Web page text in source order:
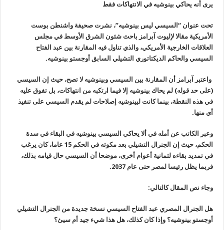
يرى أنه يحاكي بينوشيه في الانتهاكات فقط
تحت عنوان“ السيسي ليس بينوشيه”، نشرت صحيفة واشنطن بوست
الأمريكية مقالا ﻹليوت آبرامز باحث شئون الشرق الأوسط في مجلس
العلاقات الخارجية الأمريكي، والذي تناول فيه المقارنة بين عبد الفتاح
السيسي والحاكم الديكتاتوري التشيلي السابق أوجستو بينوشيه.
واعتبر آبرامز أن المقارنة بين السيسي وبينوشيه لا تصح، حيث إن السيسي
(على حد قوله) لم يحاك بينوشيه إلا فيما ارتكبه من انتهاكات، بل تفوق عليه
في هذه النقطة، بينما كانت لبينوشيه إصلاحات لم يقدم السيسي على تنفيذ
أي منها.
وعبر الكاتب عن أمله في ألا يحاكي السيسي بينوشيه في البقاء في سدة
الحكم، حيث إن الجنرال التشيلي بعد مكوثه في الحكم 15 عاما، كان يرغب
في تمديد بقاءه لثمانية أعوام أخرى، موضحا أن السيسي حال قيامه بذلك،
فربما يظل رئيسا لمصر حتى عام 2037
.
وجاء نص المقال كالتالي:
هل الجنرال المصري عبد الفتاح السيسي نسخة جديدة من الجنرال التشيلي
أوجستو بينوشيه؟ وإذا كان كذلك، هل هذا شيء جيد أم سيئ؟